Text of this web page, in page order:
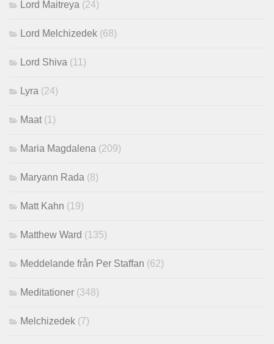
Lord Maitreya (24)
Lord Melchizedek (68)
Lord Shiva (11)
Lyra (24)
Maat(1)
Maria Magdalena (209)
Maryann Rada (8)
Matt Kahn (19)
Matthew Ward (135)
Meddelande från Per Staffan (62)
Meditationer (348)
Melchizedek (7)